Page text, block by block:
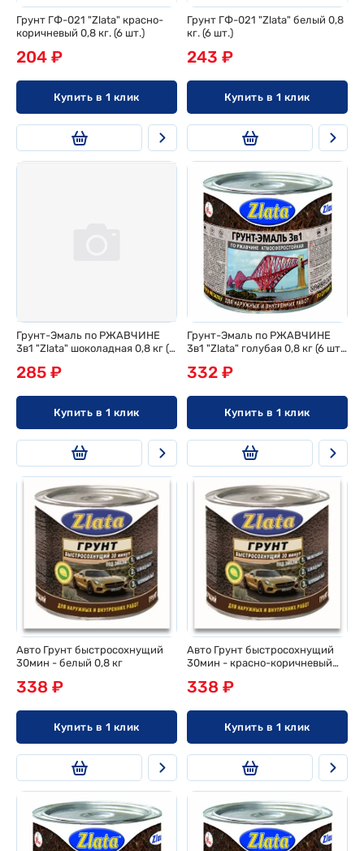
Грунт ГФ-021 "Zlata" красно-
коричневый 0,8 кг. (6 шт.)
204 ₽
Купить в 1 клик
Грунт ГФ-021 "Zlata" белый 0,8
кг. (6 шт.)
243 ₽
Купить в 1 клик
Грунт-Эмаль по РЖАВЧИНЕ
3в1 "Zlata" шоколадная 0,8 кг (6
285 ₽
Купить в 1 клик
Грунт-Эмаль по РЖАВЧИНЕ
3в1 "Zlata" голубая 0,8 кг (6 шт/
332 ₽
Купить в 1 клик
Авто Грунт быстросохнущий
30мин - белый 0,8 кг
338 ₽
Купить в 1 клик
Авто Грунт быстросохнущий
30мин - красно-коричневый
338 ₽
Купить в 1 клик